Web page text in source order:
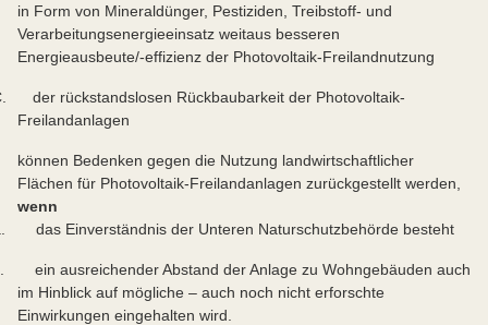
in Form von Mineraldünger, Pestiziden, Treibstoff- und
Verarbeitungsenergieeinsatz weitaus besseren
Energieausbeute/-effizienz der Photovoltaik-Freilandnutzung
der rückstandslosen Rückbaubarkeit der Photovoltaik-
Freilandanlagen
können Bedenken gegen die Nutzung landwirtschaftlicher
Flächen für Photovoltaik-Freilandanlagen zurückgestellt werden,
wenn
das Einverständnis der Unteren Naturschutzbehörde besteht
ein ausreichender Abstand der Anlage zu Wohngebäuden auch
im Hinblick auf mögliche – auch noch nicht erforschte
Einwirkungen eingehalten wird.